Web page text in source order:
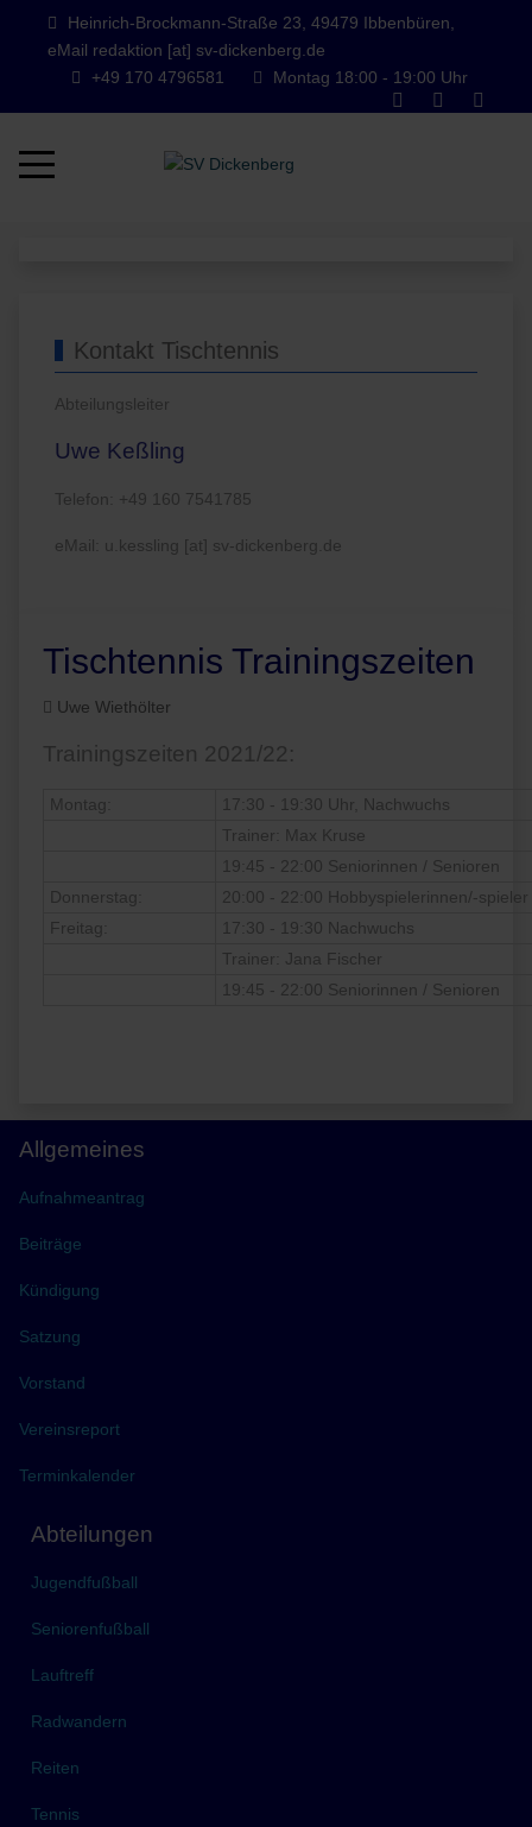
Heinrich-Brockmann-Straße 23, 49479 Ibbenbüren,
eMail redaktion [at] sv-dickenberg.de
+49 170 4796581
Montag 18:00 - 19:00 Uhr
Mobile Menu Toggle
Kontakt Tischtennis
Abteilungsleiter
Uwe Keßling
Telefon: +49 160 7541785
eMail: u.kessling [at] sv-dickenberg.de
Tischtennis Trainingszeiten
Uwe Wiethölter
Trainingszeiten 2021/22:
Montag:
17:30 - 19:30 Uhr, Nachwuchs
Trainer: Max Kruse
19:45 - 22:00 Seniorinnen / Senioren
Donnerstag:
20:00 - 22:00 Hobbyspielerinnen/-spieler
Freitag:
17:30 - 19:30 Nachwuchs
Trainer: Jana Fischer
19:45 - 22:00 Seniorinnen / Senioren
Allgemeines
Aufnahmeantrag
Beiträge
Kündigung
Satzung
Vorstand
Vereinsreport
Terminkalender
Abteilungen
Jugendfußball
Seniorenfußball
Lauftreff
Radwandern
Reiten
Tennis